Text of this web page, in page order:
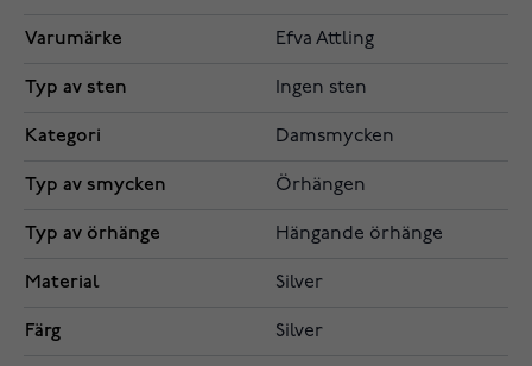
Varumärke Efva Attling
Typ av sten Ingen sten
Kategori Damsmycken
Typ av smycken Örhängen
Typ av örhänge Hängande örhänge
Material Silver
Färg Silver